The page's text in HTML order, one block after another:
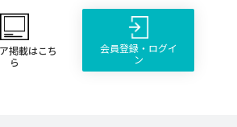
掲載はこち
ら
会員登録・ログイ
ン